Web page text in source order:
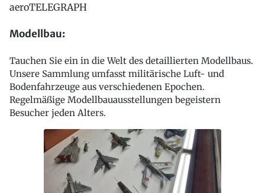
aeroTELEGRAPH
Modellbau:
Tauchen Sie ein in die Welt des detaillierten Modellbaus.
Unsere Sammlung umfasst militärische Luft- und
Bodenfahrzeuge aus verschiedenen Epochen.
Regelmäßige Modellbauausstellungen begeistern
Besucher jeden Alters.